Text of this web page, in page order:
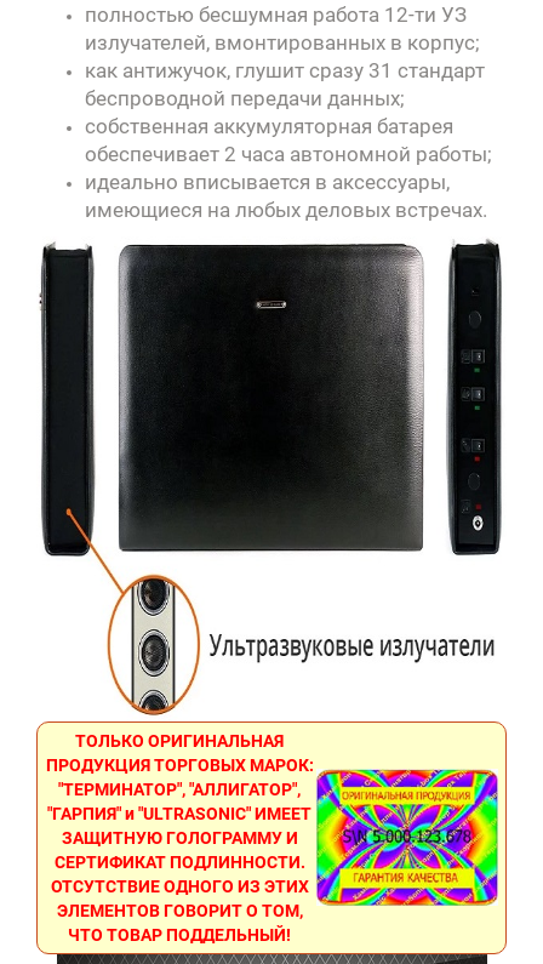
полностью бесшумная работа 12-ти УЗ
излучателей, вмонтированных в корпус;
как антижучок, глушит сразу 31 стандарт
беспроводной передачи данных;
собственная аккумуляторная батарея
обеспечивает 2 часа автономной работы;
идеально вписывается в аксессуары,
имеющиеся на любых деловых встречах.
ТОЛЬКО ОРИГИНАЛЬНАЯ
ПРОДУКЦИЯ ТОРГОВЫХ МАРОК:
"ТЕРМИНАТОР", "АЛЛИГАТОР",
"ГАРПИЯ" и "ULTRASONIC" ИМЕЕТ
ЗАЩИТНУЮ ГОЛОГРАММУ И
СЕРТИФИКАТ ПОДЛИННОСТИ.
ОТСУТСТВИЕ ОДНОГО ИЗ ЭТИХ
ЭЛЕМЕНТОВ ГОВОРИТ О ТОМ,
ЧТО ТОВАР ПОДДЕЛЬНЫЙ!